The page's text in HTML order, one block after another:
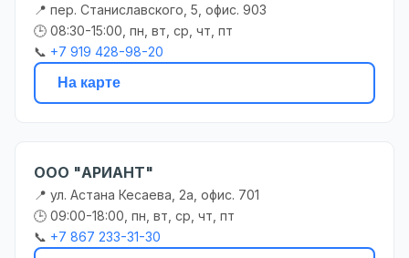
📍 пер. Станиславского, 5, офис. 903
🕒 08:30-15:00, пн, вт, ср, чт, пт
📞 +7 919 428-98-20
На карте
ООО "АРИАНТ"
📍 ул. Астана Кесаева, 2а, офис. 701
🕒 09:00-18:00, пн, вт, ср, чт, пт
📞 +7 867 233-31-30